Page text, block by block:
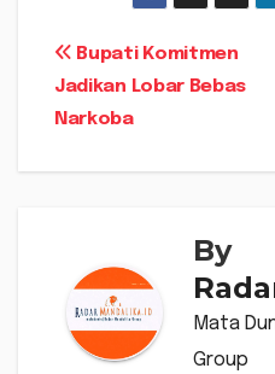
Navigasi
pos
Bupati Komitmen
Jadikan Lobar Bebas
Narkoba
By
Mata
Group